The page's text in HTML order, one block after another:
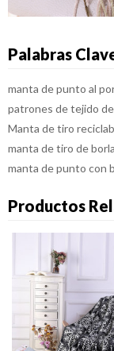
Palabras
manta de punto al
patrones de tejido
Manta de tiro
manta de tiro de
manta de punto con
Productos